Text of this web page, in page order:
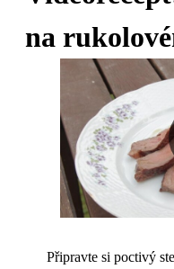
na
Připravte si poctivý